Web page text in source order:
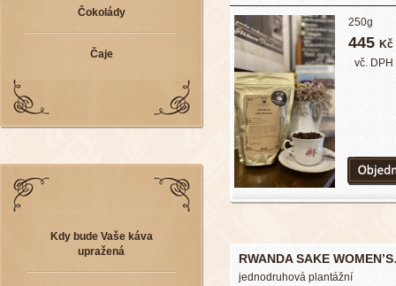
Čokolády
Čaje
Kdy bude Vaše káva
upražená
250g
445 Kč
vč. DPH
RWANDA SAKE
jednodruhová plantážní